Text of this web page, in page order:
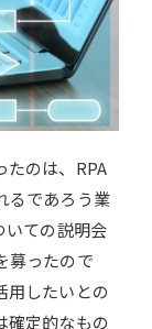
たのは、RPA
るであろう業
いての説明会
募ったので
用したいとの
確定的なもの